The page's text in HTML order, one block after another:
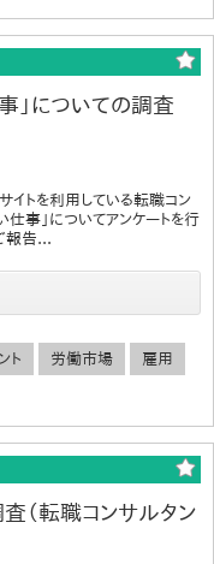
」についての調査
イトを利用している転職コン
事」についてアンケートを行
報告...
ト 労働市場 雇用
（転職コンサルタン